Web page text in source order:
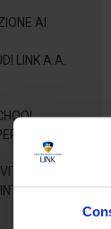
AI
LINK A.A.
E